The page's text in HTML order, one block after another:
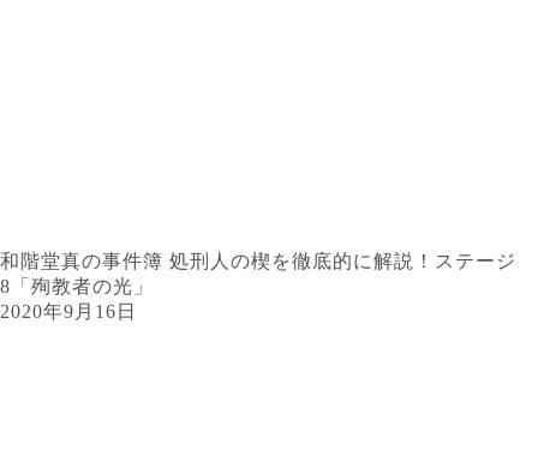
和階堂真の事件簿 処刑人の楔を徹底的に解説！ステージ
8「殉教者の光」
2020年9月16日